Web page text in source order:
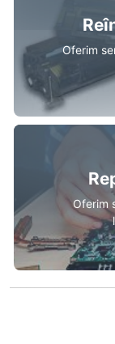
Oferim
Oferim